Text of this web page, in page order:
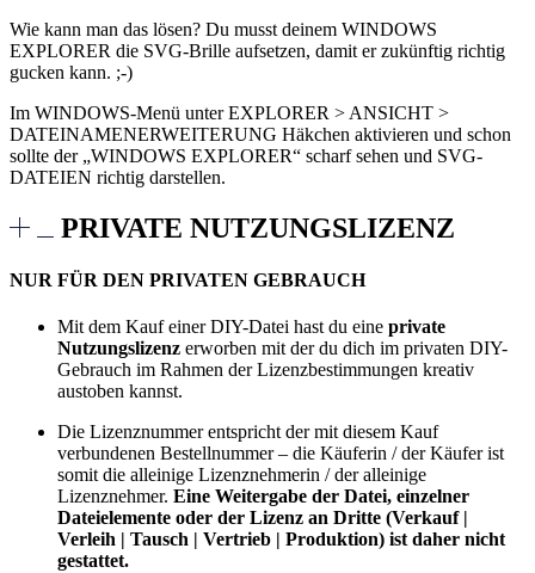
Wie kann man das lösen? Du musst deinem WINDOWS
EXPLORER die SVG-Brille aufsetzen, damit er zukünftig richtig
gucken kann. ;-)
Im WINDOWS-Menü unter EXPLORER > ANSICHT >
DATEINAMENERWEITERUNG Häkchen aktivieren und schon
sollte der „WINDOWS EXPLORER“ scharf sehen und SVG-
DATEIEN richtig darstellen.
PRIVATE NUTZUNGSLIZENZ
NUR FÜR DEN PRIVATEN GEBRAUCH
Mit dem Kauf einer DIY-Datei hast du eine private
Nutzungslizenz erworben mit der du dich im privaten DIY-
Gebrauch im Rahmen der Lizenzbestimmungen kreativ
austoben kannst.
Die Lizenznummer entspricht der mit diesem Kauf
verbundenen Bestellnummer – die Käuferin / der Käufer ist
somit die alleinige Lizenznehmerin / der alleinige
Lizenznehmer. Eine Weitergabe der Datei, einzelner
Dateielemente oder der Lizenz an Dritte (Verkauf |
Verleih | Tausch | Vertrieb | Produktion) ist daher nicht
gestattet.